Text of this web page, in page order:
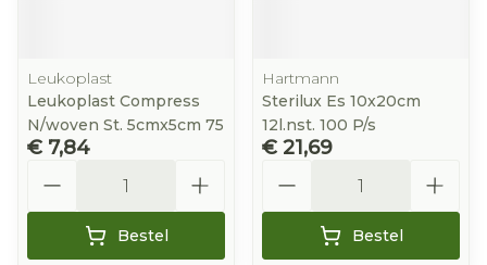
Leukoplast
Leukoplast Compress
N/woven St. 5cmx5cm 75
€ 7,84
Bestel
Hartmann
Sterilux Es 10x20cm
12l.nst. 100 P/s
€ 21,69
Bestel